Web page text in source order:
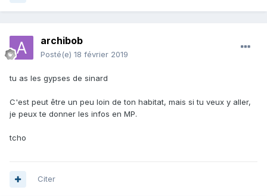
archibob
Posté(e) 18 février 2019
tu as les gypses de sinard
C'est peut être un peu loin de ton habitat, mais si tu veux y aller,
je peux te donner les infos en MP.
tcho
Citer